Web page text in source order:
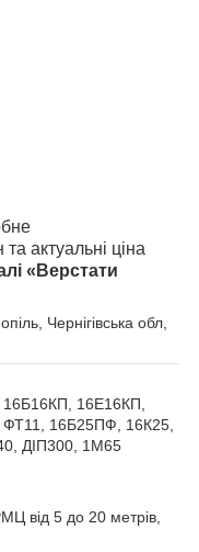
актуальні ціна
«Верстати
Чернігівська обл,
16Е16КП,
16Б25ПФ, 16К25,
ДІП300, 1М65
від 5 до 20 метрів,